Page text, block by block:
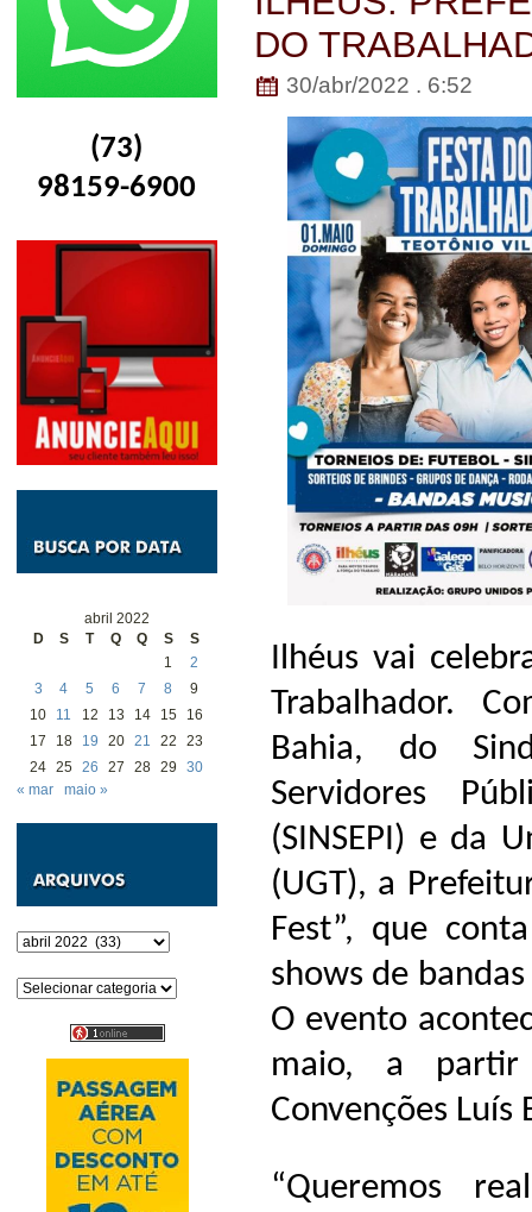
(73)
98159-6900
abril 2022
D
S T Q Q S
S
1
2
3
4 5 6 7 8
9
10
11 12 13 14 15
16
17
18 19 20 21 22
23
24 25 26 27 28 29
30
« mar
maio »
Arquivos
Categorias
DO
30/abr/2022 . 6:52
Ilhéus vai
Trabalhador.
Bahia, do
Servidores
(SINSEPI) e da
(UGT), a
Fest”, que
shows de
O evento
maio, a
Convenções Luís
“Queremos